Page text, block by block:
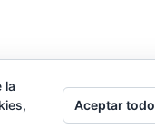
la
Aceptar todo